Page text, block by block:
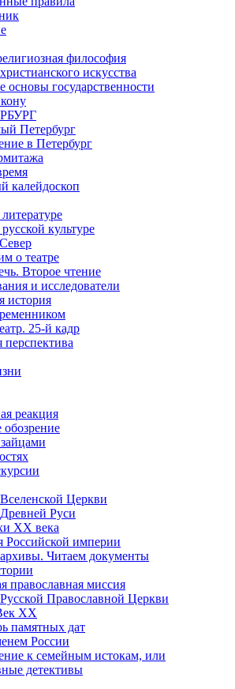
философия
искусства
основы государственности
Петербург
в Петербург
калейдоскоп
культуре
о театре
Второе чтение
и исследователи
история
25-й кадр
перспектива
реакция
Церкви
Руси
XX века
Российской империи
Читаем документы
православная миссия
Православной Церкви
ХХ
памятных дат
России
к семейным истокам, или
детективы